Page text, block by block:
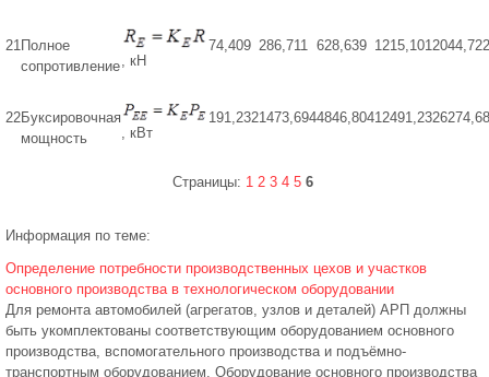
21Полное
сопротивление, кН
74,409 286,711 628,639 1215,1012044,722
22Буксировочная
мощность
, кВт
191,2321473,6944846,80412491,2326274,68
Страницы: 1 2 3 4 5 6
Информация по теме:
Определение потребности производственных цехов и участков
основного производства в технологическом оборудовании
Для ремонта автомобилей (агрегатов, узлов и деталей) АРП должны
быть укомплектованы соответствующим оборудованием основного
производства, вспомогательного производства и подъёмно-
транспортным оборудованием. Оборудование основного производства